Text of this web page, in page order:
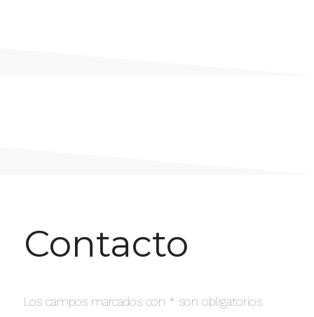
Contacto
Los campos marcados con * son obligatorios